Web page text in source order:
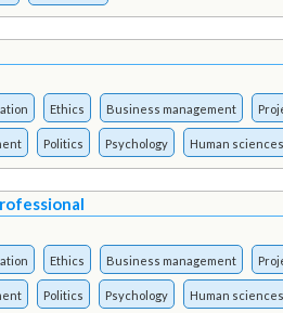
Ethics Business management
Politics Psychology Human sciences
Ethics Business management
Politics Psychology Human sciences